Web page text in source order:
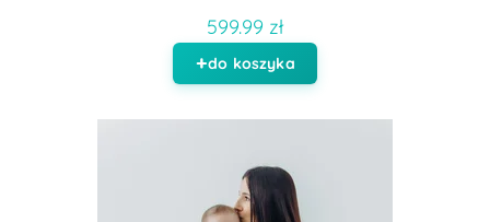
599.99 zł
do koszyka